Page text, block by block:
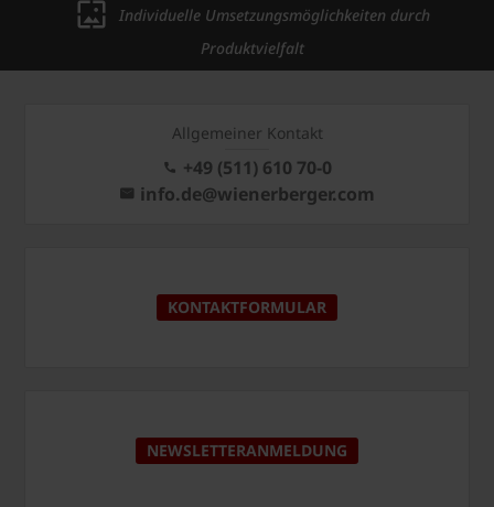
Individuelle Umsetzungsmöglichkeiten durch
Produktvielfalt
Allgemeiner Kontakt
+49 (511) 610 70-0
info.de@wienerberger.com
KONTAKTFORMULAR
NEWSLETTERANMELDUNG